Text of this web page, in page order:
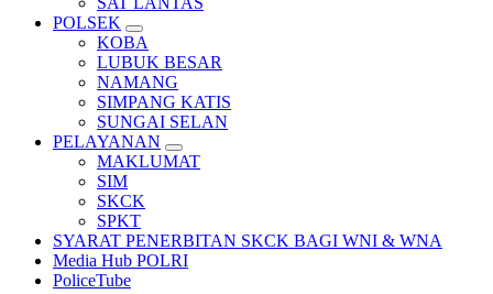
POLSEK
KOBA
LUBUK BESAR
NAMANG
SIMPANG KATIS
SUNGAI SELAN
PELAYANAN
MAKLUMAT
SIM
SKCK
SPKT
SYARAT PENERBITAN SKCK BAGI WNI & WNA
Media Hub POLRI
PoliceTube